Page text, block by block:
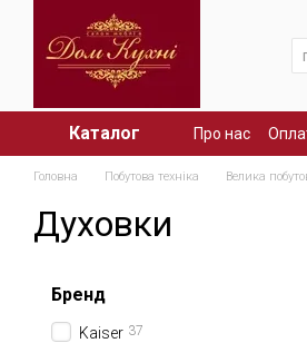
Перейти до основного контенту
Каталог Про нас
Головна Побутова техніка Велика
Духовки
Бренд
Kaiser 37